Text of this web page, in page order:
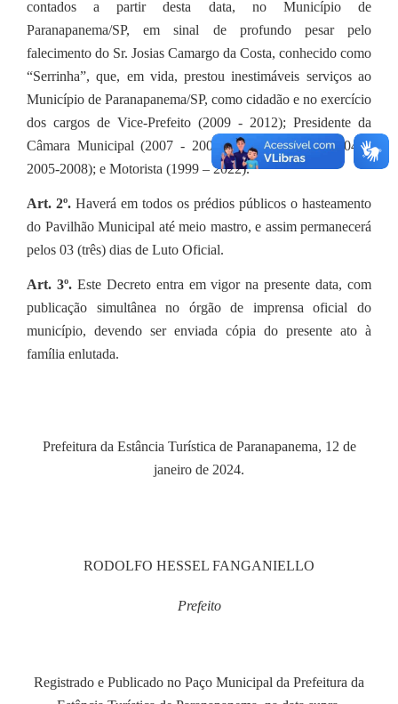
contados a partir desta data, no Município de
Paranapanema/SP, em sinal de profundo pesar pelo
falecimento do Sr. Josias Camargo da Costa, conhecido como
“Serrinha”, que, em vida, prestou inestimáveis serviços ao
Município de Paranapanema/SP, como cidadão e no exercício
dos cargos de Vice-Prefeito (2009 - 2012); Presidente da
Câmara Municipal (2007 - 2008); Vereador (2001-2004 e
2005-2008); e Motorista (1999 – 2022).
Art. 2º. Haverá em todos os prédios públicos o hasteamento
do Pavilhão Municipal até meio mastro, e assim permanecerá
pelos 03 (três) dias de Luto Oficial.
Art. 3º. Este Decreto entra em vigor na presente data, com
publicação simultânea no órgão de imprensa oficial do
município, devendo ser enviada cópia do presente ato à
família enlutada.
Prefeitura da Estância Turística de Paranapanema, 12 de
janeiro de 2024.
RODOLFO HESSEL FANGANIELLO
Prefeito
Registrado e Publicado no Paço Municipal da Prefeitura da